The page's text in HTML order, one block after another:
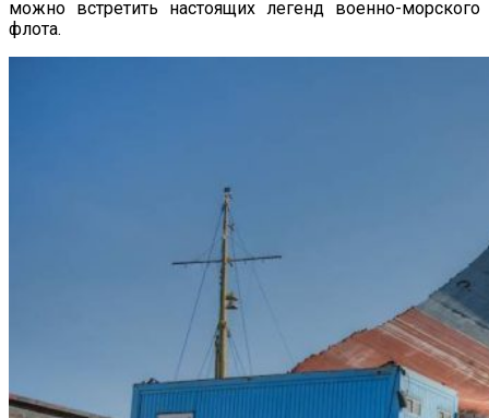
можно встретить настоящих легенд военно-морского
флота.